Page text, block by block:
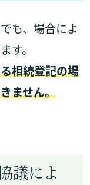
も、場合によ
す。
相続登記の場
ません。
議によ